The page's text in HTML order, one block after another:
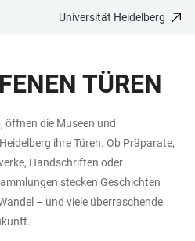
Universität Heidelberg
TÜREN
öffnen die Museen und
ihre Türen. Ob Präparate,
Handschriften oder
stecken Geschichten
– und viele überraschende